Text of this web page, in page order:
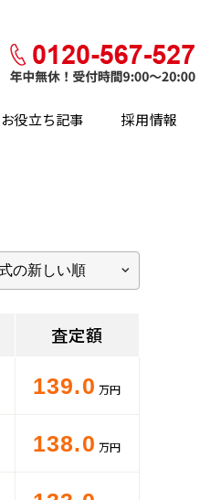
お役立ち記事 採用情報
査定額
139.0 万円
138.0 万円